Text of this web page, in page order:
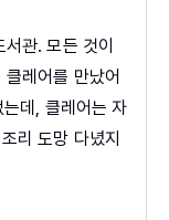
관. 모든 것이
레어를 만났어
데, 클레어는 자
리 도망 다녔지